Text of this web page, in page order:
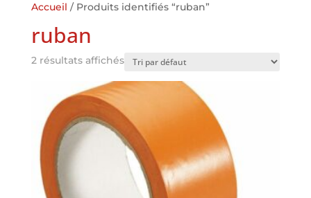
Accueil / Produits identifiés “ruban”
ruban
2 résultats affichés